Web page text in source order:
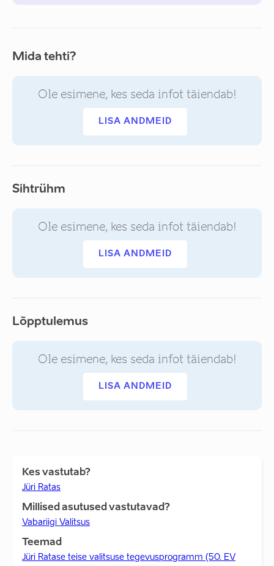
Mida tehti?
Ole esimene, kes seda infot täiendab!
LISA ANDMEID
Sihtrühm
Ole esimene, kes seda infot täiendab!
LISA ANDMEID
Lõpptulemus
Ole esimene, kes seda infot täiendab!
LISA ANDMEID
Kes vastutab?
Jüri Ratas
Millised asutused vastutavad?
Vabariigi Valitsus
Teemad
Jüri Ratase teise valitsuse tegevusprogramm (50. EV